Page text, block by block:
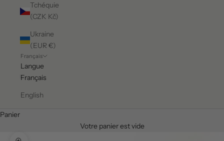
Tchéquie
(CZK Kč)
Ukraine
(EUR €)
Français
Langue
Français
English
Panier
Votre panier est vide